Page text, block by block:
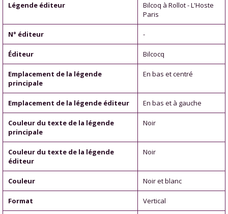
Légende éditeur
Bilcoq à Rollot - L'Hoste
Paris
N° éditeur -
Éditeur Bilcocq
Emplacement de la légende
principale
En bas et centré
Emplacement de la légende éditeur En bas et à gauche
Couleur du texte de la légende
principale
Noir
Couleur du texte de la légende
éditeur
Noir
Couleur Noir et blanc
Format Vertical